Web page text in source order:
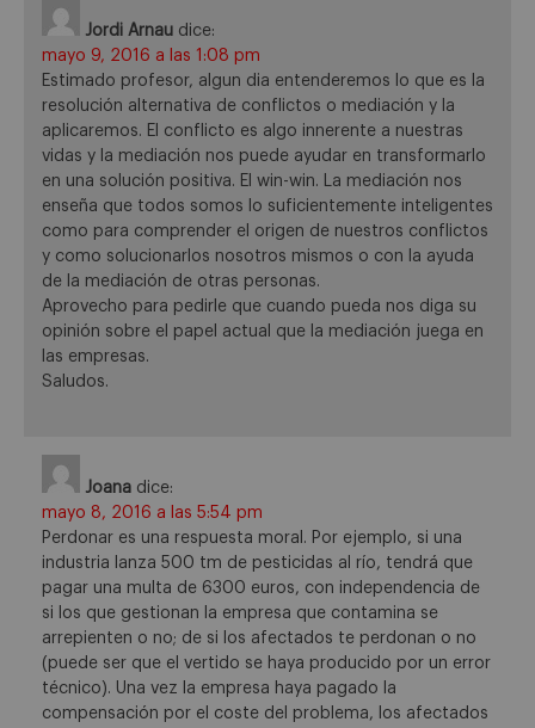
Jordi Arnau dice:
mayo 9, 2016 a las 1:08 pm
Estimado profesor, algun dia entenderemos lo que es la
resolución alternativa de conflictos o mediación y la
aplicaremos. El conflicto es algo innerente a nuestras
vidas y la mediación nos puede ayudar en transformarlo
en una solución positiva. El win-win. La mediación nos
enseña que todos somos lo suficientemente inteligentes
como para comprender el origen de nuestros conflictos
y como solucionarlos nosotros mismos o con la ayuda
de la mediación de otras personas.
Aprovecho para pedirle que cuando pueda nos diga su
opinión sobre el papel actual que la mediación juega en
las empresas.
Saludos.
Joana dice:
mayo 8, 2016 a las 5:54 pm
Perdonar es una respuesta moral. Por ejemplo, si una
industria lanza 500 tm de pesticidas al río, tendrá que
pagar una multa de 6300 euros, con independencia de
si los que gestionan la empresa que contamina se
arrepienten o no; de si los afectados te perdonan o no
(puede ser que el vertido se haya producido por un error
técnico). Una vez la empresa haya pagado la
compensación por el coste del problema, los afectados